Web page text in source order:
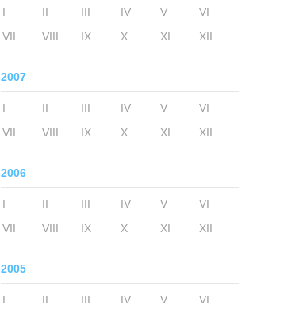
I II III IV V
VI
VII
VIII IX X XI XII
2007
I II III IV V
VI
VII
VIII IX X XI XII
2006
I II III IV V
VI
VII
VIII IX X XI XII
2005
I II III IV V
VI